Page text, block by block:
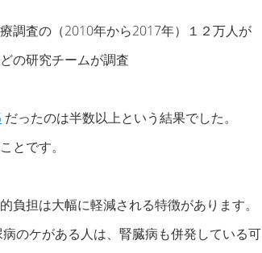
調査の（2010年から2017年）１２万人が
の研究チームが調査
だったのは半数以上という結果でした。
とです。
担は大幅に軽減される特徴があります。
のケがある人は、腎臓病も併発している可